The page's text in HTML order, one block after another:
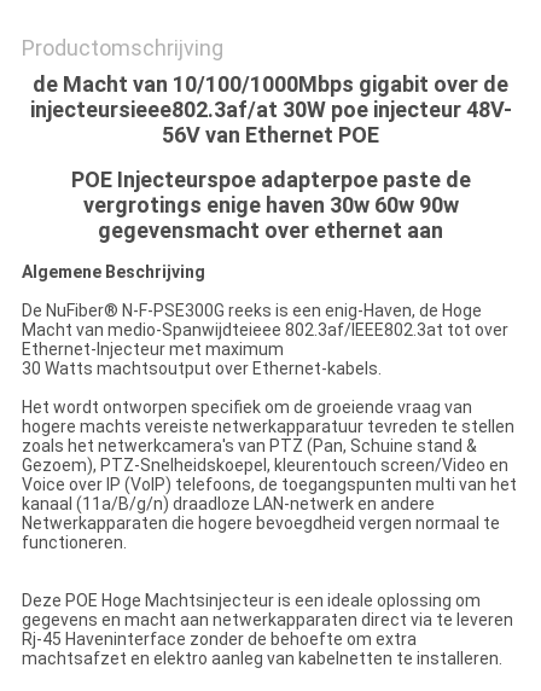
Productomschrijving
de Macht van 10/100/1000Mbps gigabit over de
injecteursieee802.3af/at 30W poe injecteur 48V-
56V van Ethernet POE
POE Injecteurspoe adapterpoe paste de
vergrotings enige haven 30w 60w 90w
gegevensmacht over ethernet aan
Algemene Beschrijving
De NuFiber® N-F-PSE300G reeks is een enig-Haven, de Hoge
Macht van medio-Spanwijdteieee 802.3af/IEEE802.3at tot over
Ethernet-Injecteur met maximum
30 Watts machtsoutput over Ethernet-kabels.
Het wordt ontworpen specifiek om de groeiende vraag van
hogere machts vereiste netwerkapparatuur tevreden te stellen
zoals het netwerkcamera's van PTZ (Pan, Schuine stand &
Gezoem), PTZ-Snelheidskoepel, kleurentouch screen/Video en
Voice over IP (VoIP) telefoons, de toegangspunten multi van het
kanaal (11a/B/g/n) draadloze LAN-netwerk en andere
Netwerkapparaten die hogere bevoegdheid vergen normaal te
functioneren.
Deze POE Hoge Machtsinjecteur is een ideale oplossing om
gegevens en macht aan netwerkapparaten direct via te leveren
Rj-45 Haveninterface zonder de behoefte om extra
machtsafzet en elektro aanleg van kabelnetten te installeren.